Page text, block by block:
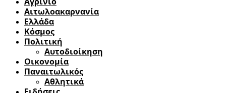
Αιτωλοακαρνανία
Ελλάδα
Κόσμος
Πολιτική
Αυτοδιοίκηση
Οικονομία
Παναιτωλικός
Αθλητικά